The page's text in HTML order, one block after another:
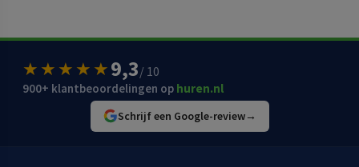
★★★★★9,3/ 10
900+ klantbeoordelingen op huren.nl
Schrijf een Google-review→